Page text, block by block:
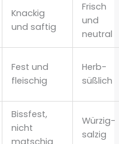
Knackig
und saftig
Frisch
und
neutral
Fest und
fleischig
Herb-
süßlich
Bissfest,
nicht
Würzig-
salzig